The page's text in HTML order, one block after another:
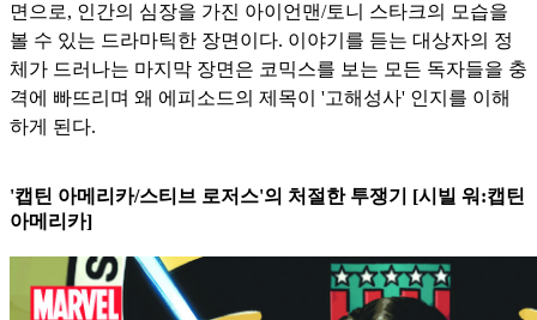
면으로, 인간의 심장을 가진 아이언맨/토니 스타크의 모습을
볼 수 있는 드라마틱한 장면이다. 이야기를 듣는 대상자의 정
체가 드러나는 마지막 장면은 코믹스를 보는 모든 독자들을 충
격에 빠뜨리며 왜 에피소드의 제목이 '고해성사' 인지를 이해
하게 된다.
'캡틴 아메리카/스티브 로저스'의 처절한 투쟁기 [시빌 워:캡틴
아메리카]